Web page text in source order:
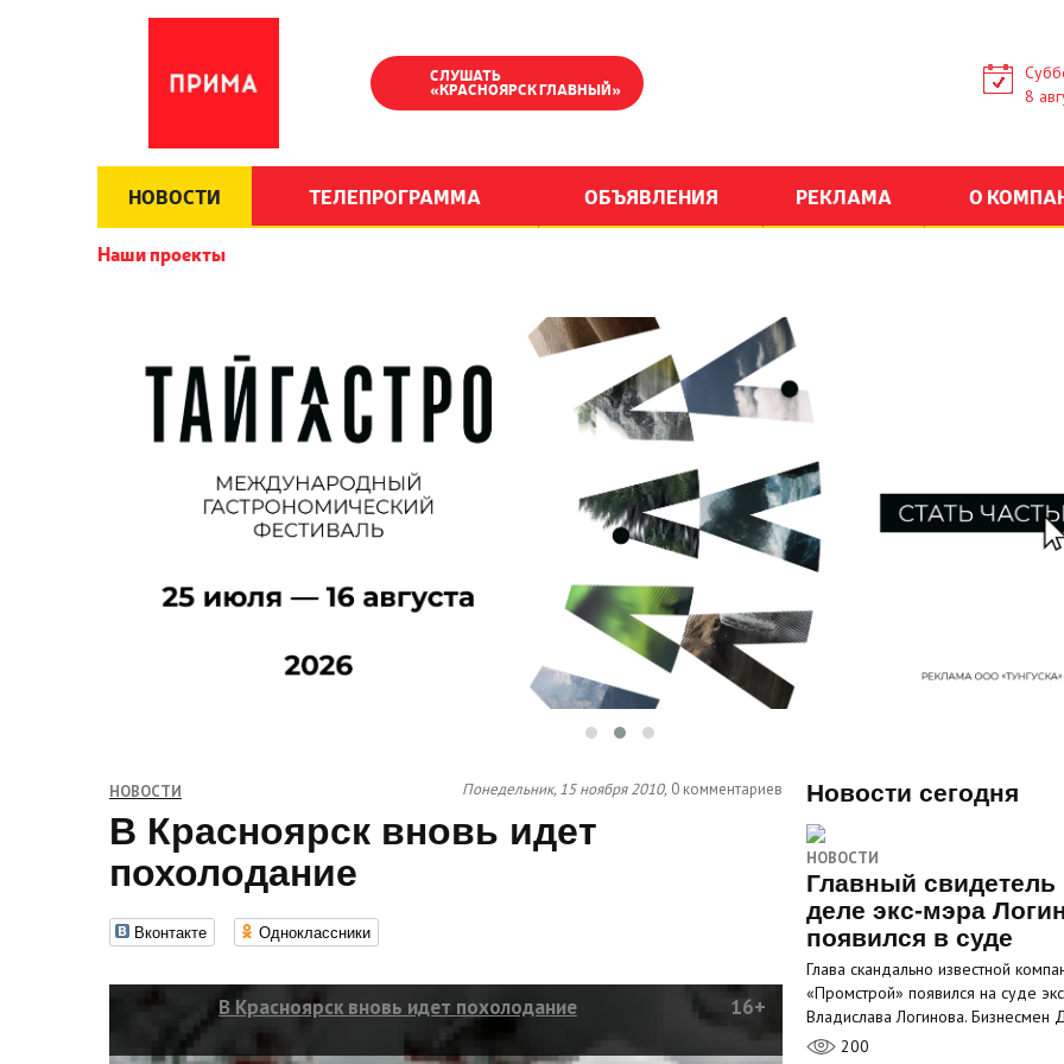
СЛУШАТЬ
«КРАСНОЯРСК ГЛАВНЫЙ»
8
НОВОСТИ ТЕЛЕПРОГРАММА ОБЪЯВЛЕНИЯ РЕКЛАМА О
Наши проекты
НОВОСТИ Понедельник, 15 ноября 2010, 0 комментариев
В Красноярск вновь идет
похолодание
Вконтакте Одноклассники
В Красноярск вновь идет похолодание 16+
Новости сегодня
НОВОСТИ
Главный свидетель
деле экс-мэра
появился в суде
Глава скандально известной
«Промстрой» появился на суде
Владислава Логинова. Бизнесмен
200